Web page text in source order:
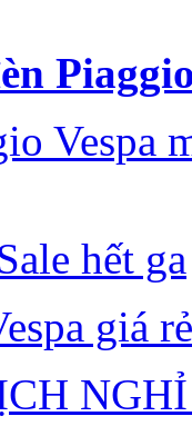
Vespa
hết ga
giá